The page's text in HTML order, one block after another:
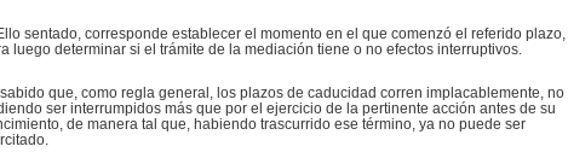
sentado, corresponde establecer el momento en el que comenzó el referido plazo,
luego determinar si el trámite de la mediación tiene o no efectos interruptivos.
sabido que, como regla general, los plazos de caducidad corren implacablemente, no
ser interrumpidos más que por el ejercicio de la pertinente acción antes de su
de manera tal que, habiendo trascurrido ese término, ya no puede ser